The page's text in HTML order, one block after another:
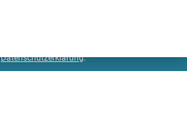
Verarbeitung meiner Daten, wie in der
beschrieben, zu und bestätige, dass ich das
jederzeit mit Wirkung für die Zukunft
Datenschutzerklärung.